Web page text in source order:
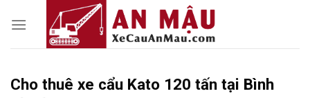
Cho thuê xe cẩu Kato 120 tấn tại Bình